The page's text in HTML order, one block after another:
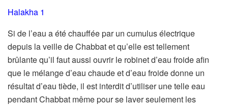
Halakha 1
Si de l’eau a été chauffée par un cumulus électrique
depuis la veille de Chabbat et qu’elle est tellement
brûlante qu’il faut aussi ouvrir le robinet d’eau froide afin
que le mélange d’eau chaude et d’eau froide donne un
résultat d’eau tiède, il est interdit d’utiliser une telle eau
pendant Chabbat même pour se laver seulement les